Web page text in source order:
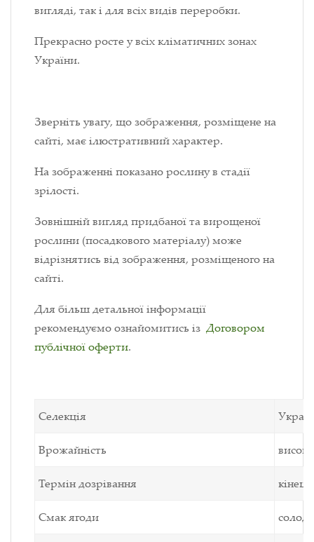
вигляді, так і для всіх видів переробки.
Прекрасно росте у всіх кліматичних зонах
України.
Зверніть увагу, що зображення, розміщене на
сайті, має ілюстративний характер.
На зображенні показано рослину в стадії
зрілості.
Зовнішній вигляд придбаної та вирощеної
рослини (посадкового матеріалу) може
відрізнятись від зображення, розміщеного на
сайті.
Для більш детальної інформації
рекомендуємо ознайомитись із Договором
публічної оферти.
Селекція
Врожайність
Термін дозрівання
Смак ягоди